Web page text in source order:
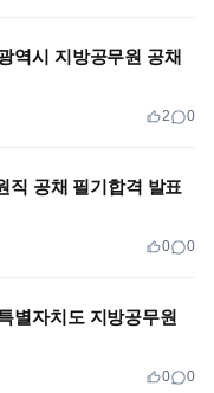
역시 지방공무원 공채
2 0
직 공채 필기합격 발표
0 0
별자치도 지방공무원
0 0